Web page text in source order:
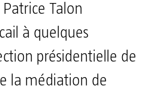
Patrice Talon
à quelques
présidentielle de
la médiation de